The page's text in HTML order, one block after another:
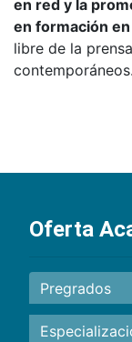
en red y la
en formación
libre de la
contemporáneos.
Oferta
Pregrados